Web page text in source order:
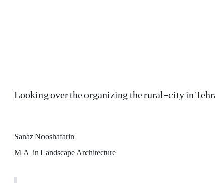
Looking over the organizing the rural-city in
Sanaz Nooshafarin
M.A. in Landscape Architecture